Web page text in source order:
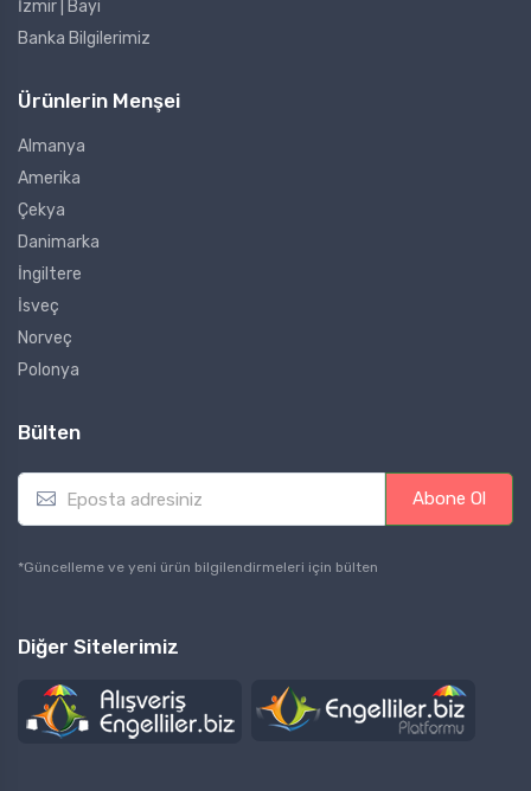
İzmir | Bayi
Banka Bilgilerimiz
Ürünlerin Menşei
Almanya
Amerika
Çekya
Danimarka
İngiltere
İsveç
Norveç
Polonya
Bülten
E
a
l
Abone Ol
*Güncelleme ve yeni ürün bilgilendirmeleri için bülten
Diğer Sitelerimiz